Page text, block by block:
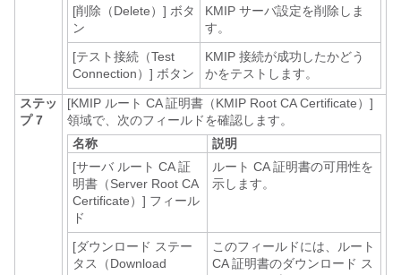
[削除（Delete）] ボタ
ン
KMIP サーバ設定を削除しま
す。
[テスト接続（Test
Connection）] ボタン
KMIP 接続が成功したかどう
かをテストします。
ステッ
プ 7
[KMIP ルート CA 証明書（KMIP Root CA Certificate）]
領域で、次のフィールドを確認します。
名称
説明
[サーバ ルート CA 証
明書（Server Root CA
Certificate）] フィール
ド
ルート CA 証明書の可用性を
示します。
[ダウンロード ステー
タス（Download
このフィールドには、ルート
CA 証明書のダウンロード ス